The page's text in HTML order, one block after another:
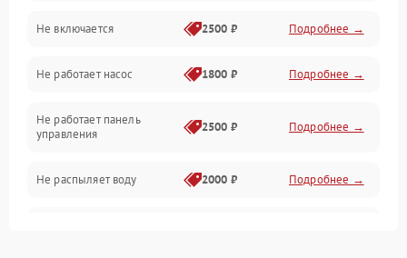
Нагрев
Вода
Гигиена
Программное обеспечение
Не включается 2500 ₽ Подробнее →
Не работает насос 1800 ₽ Подробнее →
Не работает панель
управления
2500 ₽ Подробнее →
Не распыляет воду 2000 ₽ Подробнее →